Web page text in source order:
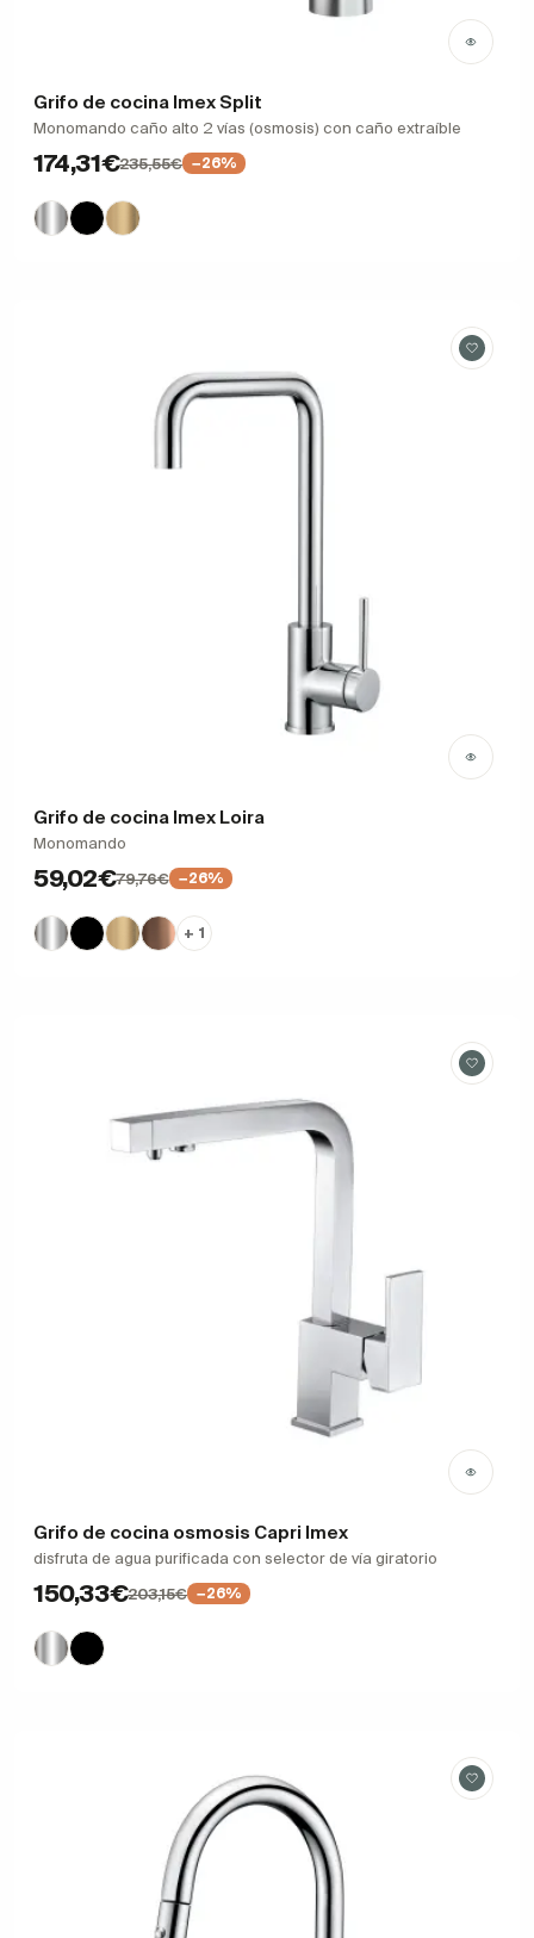
Grifo de cocina Imex Split
Monomando caño alto 2 vías (osmosis) con caño extraíble
174,31€235,55€ −26%
Grifo de cocina Imex Loira
Monomando
59,02€79,76€ −26%
+ 1
Grifo de cocina osmosis Capri Imex
disfruta de agua purificada con selector de vía giratorio
150,33€203,15€ −26%